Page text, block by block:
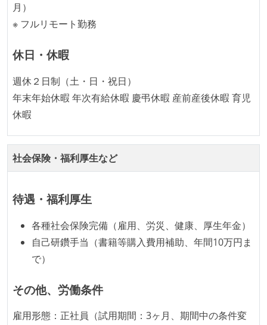
が実行される環境が構築されている
テストの実施度
施している
機能の実装と同時にテストコードを記述している
継続的なデプロイ（デリバリー）を行っている
ワークフローの整備
全てのコードをバージョン管理ツールで管理している
ベースで行われる
自動（＝システム化され、1コマンドで実行できる）
ビルド、自動デプロイ環境が整備されている
労働環境の自由度
フレックスタイム制または裁量労働制を採用している
月）
※ フルリモート勤務
休日・休暇
週休２日制（土・日・祝日）
年末年始休暇 年次有給休暇 慶弔休暇 産前産後休暇 育児
休暇
社会保険・福利厚生など
待遇・福利厚生
各種社会保険完備（雇用、労災、健康、厚生年金）
自己研鑽手当（書籍等購入費用補助、年間10万円ま
で）
その他、労働条件
雇用形態：正社員（試用期間：3ヶ月、期間中の条件変